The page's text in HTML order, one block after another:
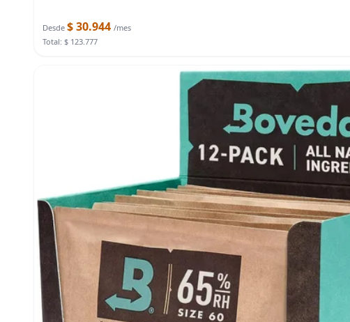
Desde $ 30.944 /mes
Total: $ 123.777